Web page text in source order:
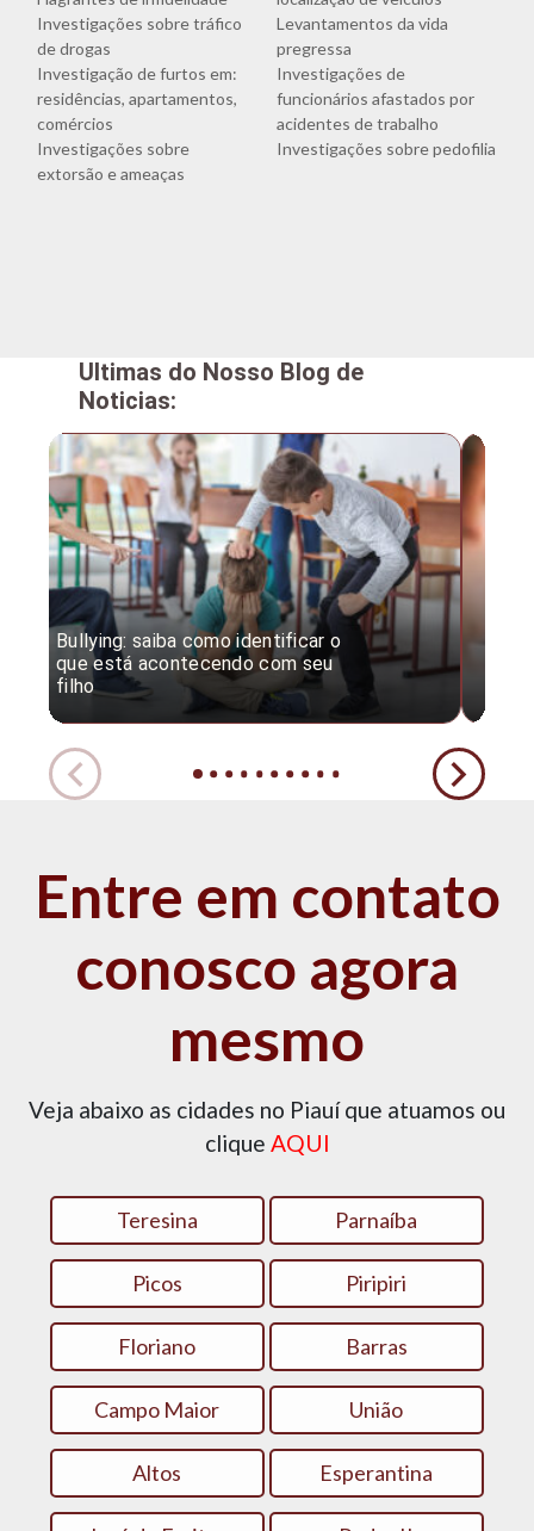
Investigações sobre tráfico
de drogas
Levantamentos da vida
pregressa
Investigação de furtos em:
residências, apartamentos,
comércios
Investigações de
funcionários afastados por
acidentes de trabalho
Investigações sobre
extorsão e ameaças
Investigações sobre pedofilia
Ultimas do Nosso Blog de
Noticias:
Bullying: saiba como identificar o
que está acontecendo com seu
filho
Entre em contato
conosco agora
mesmo
Veja abaixo as cidades no Piauí que atuamos ou
clique AQUI
Teresina Parnaíba
Picos Piripiri
Floriano Barras
Campo Maior União
Altos Esperantina